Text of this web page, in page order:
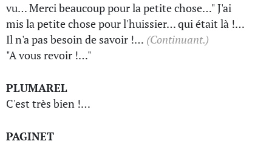
vu… Merci beaucoup pour la petite chose…" J'ai
mis la petite chose pour l'huissier… qui était là !…
Il n'a pas besoin de savoir !… (Continuant.)
"A vous revoir !…"
PLUMAREL
C'est très bien !…
PAGINET